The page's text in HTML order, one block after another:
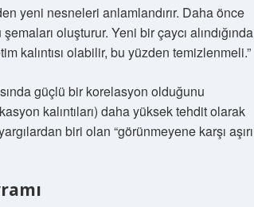
yeni nesneleri anlamlandırır. Daha önce
oluşturur. Yeni bir çaycı alındığında
kalıntısı olabilir, bu yüzden temizlenmeli.”
güçlü bir korelasyon olduğunu
kalıntıları) daha yüksek tehdit olarak
biri olan “görünmeyene karşı aşırı